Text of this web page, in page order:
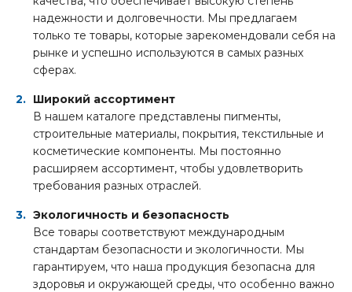
надежности и долговечности. Мы предлагаем
только те товары, которые зарекомендовали себя на
рынке и успешно используются в самых разных
сферах.
Широкий ассортимент
В нашем каталоге представлены пигменты,
строительные материалы, покрытия, текстильные и
косметические компоненты. Мы постоянно
расширяем ассортимент, чтобы удовлетворить
требования разных отраслей.
Экологичность и безопасность
Все товары соответствуют международным
стандартам безопасности и экологичности. Мы
гарантируем, что наша продукция безопасна для
здоровья и окружающей среды, что особенно важно